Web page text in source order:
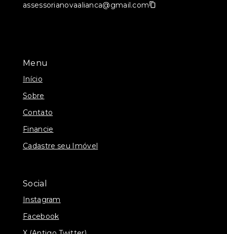
Menu
Início
Sobre
Contato
Financie
Cadastre seu Imóvel
Social
Instagram
Facebook
assessorianovaalianca@gmail.com